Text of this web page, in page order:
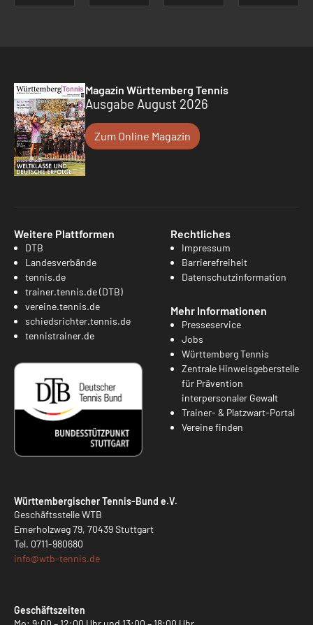
Magazin Württemberg Tennis
Ausgabe August 2026
Zum Online Magazin
Weitere Plattformen
DTB
Landesverbände
tennis.de
trainer.tennis.de (DTB)
vereine.tennis.de
schiedsrichter.tennis.de
tennistrainer.de
Rechtliches
Impressum
Barrierefreiheit
Datenschutzinformation
Mehr Informationen
Presseservice
Jobs
Württemberg Tennis
Zentrale Hinweisgeberstelle
für Prävention
interpersonaler Gewalt
Trainer- & Platzwart-Portal
Vereine finden
Württembergischer Tennis-Bund e.V.
Geschäftsstelle WTB
Emerholzweg 79, 70439 Stuttgart
Tel. 0711-980680
info@wtb-tennis.de
Geschäftszeiten